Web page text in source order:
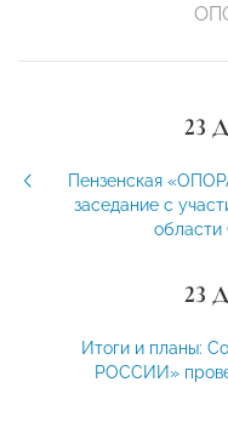
23
Пензенская
заседание с
области
23
Итоги и планы:
РОССИИ»